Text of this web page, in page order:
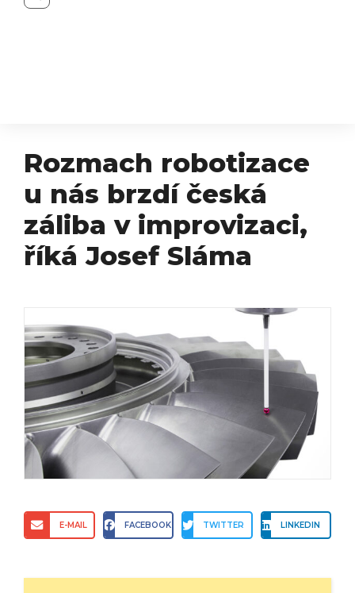
Rozmach robotizace
u nás brzdí česká
záliba v improvizaci,
říká Josef Sláma
E-MAIL FACEBOOK TWITTER LINKEDIN